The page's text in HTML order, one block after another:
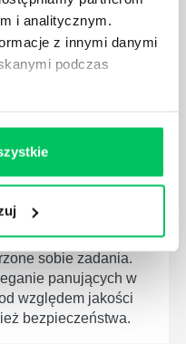
i analitycznym.
z innymi danymi
podczas
zasad, których
jakości
zatrudnione na
wykonywać
sobie zadania.
panujących w
względem jakości
bezpieczeństwa.